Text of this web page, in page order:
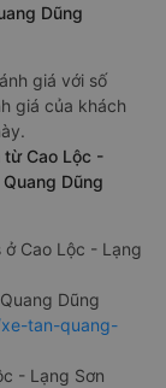
Dũng
giá với số
giá của khách
từ Cao Lộc -
Dũng
ở Cao Lộc - Lạng
Dũng
tan-quang-
- Lạng Sơn